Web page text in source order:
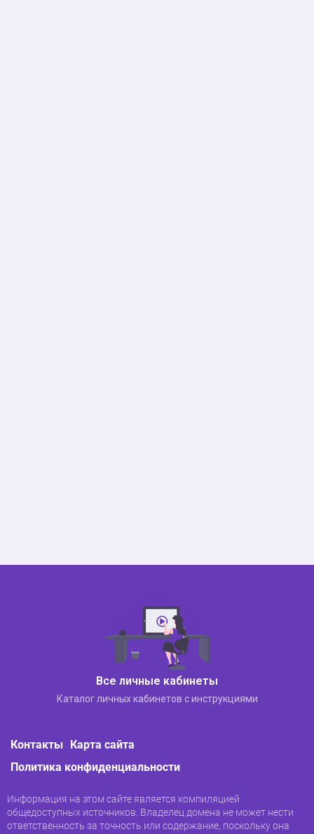
Все личные кабинеты
Каталог личных кабинетов с инструкциями
Контакты Карта сайта
Политика конфиденциальности
Информация на этом сайте является компиляцией
общедоступных источников. Владелец домена не может нести
ответственность за точность или содержание, поскольку она